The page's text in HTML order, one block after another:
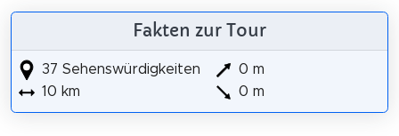
Fakten zur Tour
37 Sehenswürdigkeiten
10 km
0 m
0 m